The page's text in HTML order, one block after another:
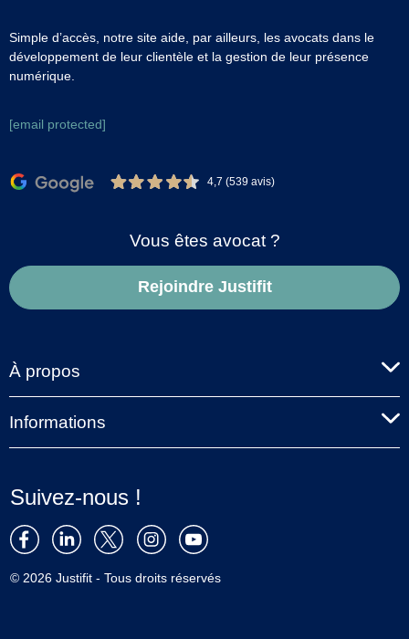
Simple d’accès, notre site aide, par ailleurs, les avocats dans le
développement de leur clientèle et la gestion de leur présence
numérique.
[email protected]
4,7 (539 avis)
Vous êtes avocat ?
Rejoindre Justifit
À propos
Informations
Suivez-nous !
© 2026 Justifit - Tous droits réservés